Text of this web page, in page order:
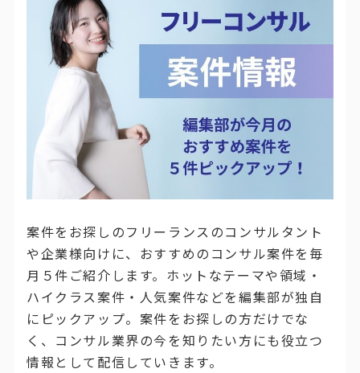
案件をお探しのフリーランスのコンサルタント
や企業様向けに、おすすめのコンサル案件を毎
月５件ご紹介します。ホットなテーマや領域・
ハイクラス案件・人気案件などを編集部が独自
にピックアップ。案件をお探しの方だけでな
く、コンサル業界の今を知りたい方にも役立つ
情報として配信していきます。